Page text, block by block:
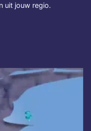
uit jouw regio.